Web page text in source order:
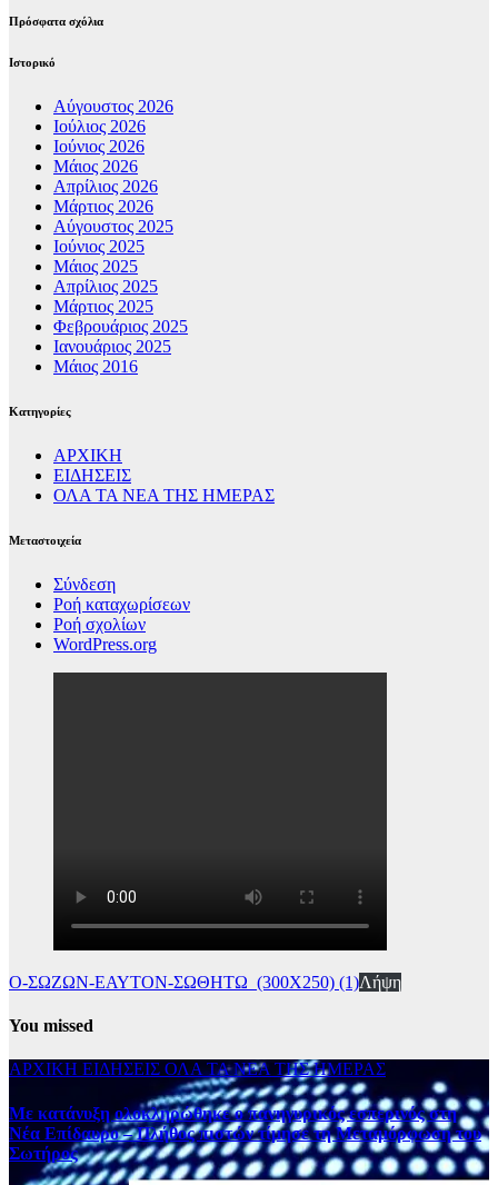
Πρόσφατα σχόλια
Ιστορικό
Αύγουστος 2026
Ιούλιος 2026
Ιούνιος 2026
Μάιος 2026
Απρίλιος 2026
Μάρτιος 2026
Αύγουστος 2025
Ιούνιος 2025
Μάιος 2025
Απρίλιος 2025
Μάρτιος 2025
Φεβρουάριος 2025
Ιανουάριος 2025
Μάιος 2016
Kατηγορίες
ΑΡΧΙΚΗ
ΕΙΔΗΣΕΙΣ
ΟΛΑ ΤΑ ΝΕΑ ΤΗΣ ΗΜΕΡΑΣ
Μεταστοιχεία
Σύνδεση
Ροή καταχωρίσεων
Ροή σχολίων
WordPress.org
Ο-ΣΩΖΩΝ-ΕΑΥΤΟΝ-ΣΩΘΗΤΩ_(300Χ250) (1)Λήψη
You missed
ΑΡΧΙΚΗ ΕΙΔΗΣΕΙΣ ΟΛΑ ΤΑ ΝΕΑ ΤΗΣ ΗΜΕΡΑΣ
Με κατάνυξη ολοκληρώθηκε ο πανηγυρικός εσπερινός στη
Νέα Επίδαυρο – Πλήθος πιστών τίμησε τη Μεταμόρφωση του
Σωτήρος